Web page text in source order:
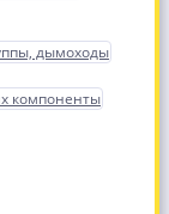
дымоходы
компоненты